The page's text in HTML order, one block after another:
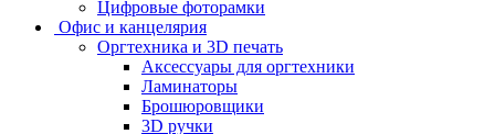
Цифровые фоторамки
Офис и канцелярия
Оргтехника и 3D печать
Аксессуары для оргтехники
Ламинаторы
Брошюровщики
3D ручки